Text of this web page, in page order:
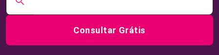
Consultar Grátis